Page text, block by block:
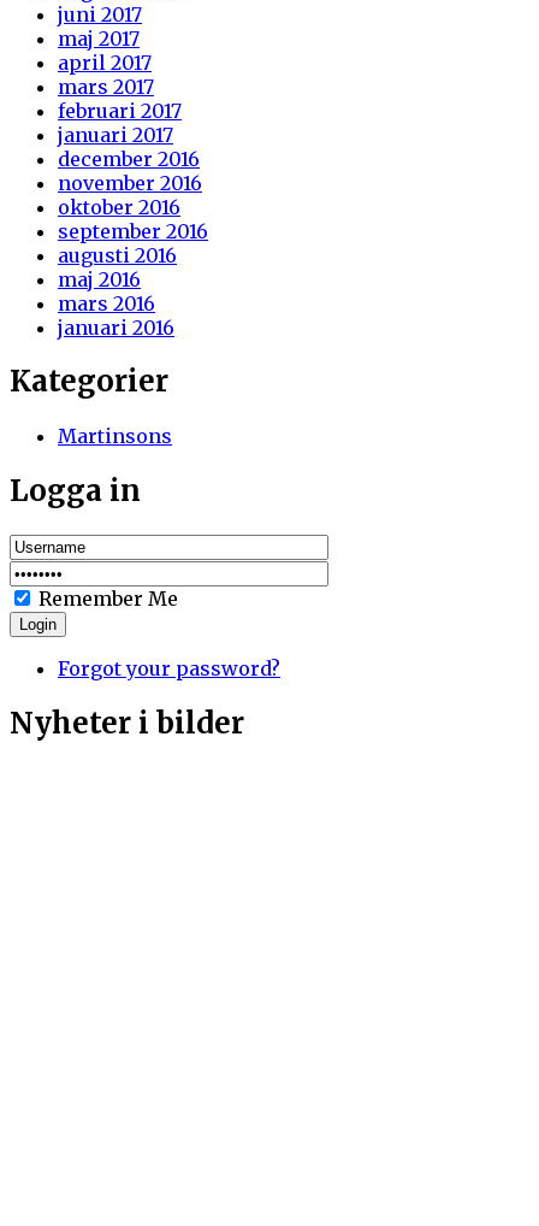
juni 2017
maj 2017
april 2017
mars 2017
februari 2017
januari 2017
december 2016
november 2016
oktober 2016
september 2016
augusti 2016
maj 2016
mars 2016
januari 2016
Kategorier
Martinsons
Logga in
Remember Me
Login
Forgot your password?
Nyheter i bilder